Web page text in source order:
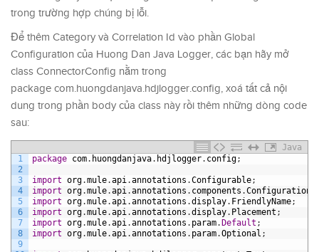
trong trường hợp chúng bị lỗi.
Để thêm Category và Correlation Id vào phần Global
Configuration của Huong Dan Java Logger, các bạn hãy mở
class ConnectorConfig nằm trong
package com.huongdanjava.hdjlogger.config, xoá tất cả nội
dung trong phần body của class này rồi thêm những dòng code
sau:
Java
1
2
3
4
5
6
7
8
9
package com. huongdanjava. hdjlogger. config;
import org.mule.api .annotations .Configurable;
import org.mule.api .annotations . components .Configuration
import org.mule.api .annotations .display. FriendlyName;
import org.mule.api .annotations .display. Placement ;
import org.mule.api .annotations . param.Default ;
import org.mule.api .annotations . param.Optional ;